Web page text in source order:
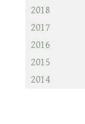
2018
2017
2016
2015
2014